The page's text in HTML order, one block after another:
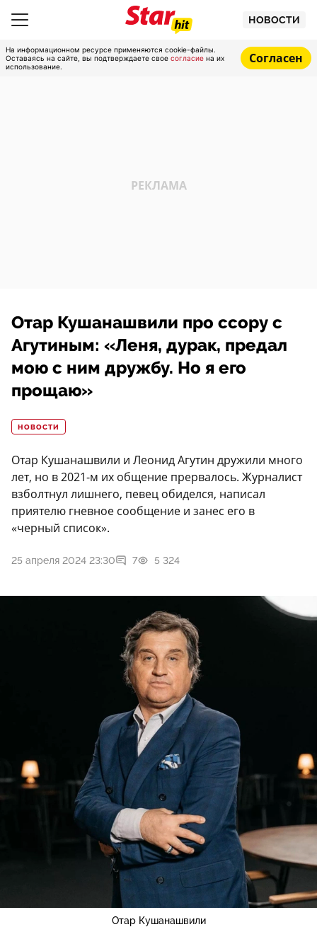
НОВОСТИ
На информационном ресурсе применяются cookie-файлы.
Оставаясь на сайте, вы подтверждаете свое согласие на их
использование.
Согласен
Отар Кушанашвили про ссору с
Агутиным: «Леня, дурак, предал
мою с ним дружбу. Но я его
прощаю»
НОВОСТИ
Отар Кушанашвили и Леонид Агутин дружили много
лет, но в 2021-м их общение прервалось. Журналист
взболтнул лишнего, певец обиделся, написал
приятелю гневное сообщение и занес его в
«черный список».
25 апреля 2024 23:30 7 5 324
Отар Кушанашвили